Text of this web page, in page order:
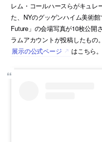
レム・コールハースらがキュレ
た、NYのグッゲンハイム美術
Future」の会場写真が10枚公開
ラムアカウントが投稿したもの。
展示の公式ページ
はこちら